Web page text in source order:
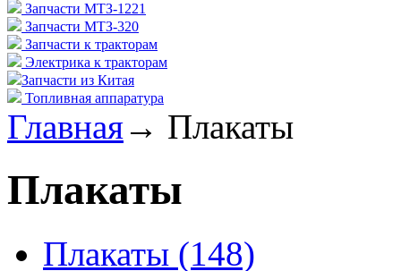
Запчасти МТЗ-1221
Запчасти МТЗ-320
Запчасти к тракторам
Электрика к тракторам
Запчасти из Китая
Топливная аппаратура
Главная→ Плакаты
Плакаты
Плакаты (148)